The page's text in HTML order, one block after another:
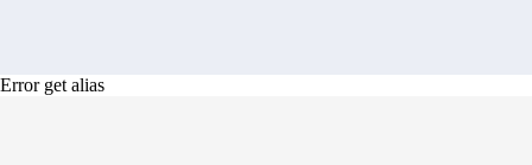
Error get alias